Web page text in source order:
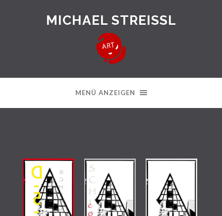
MICHAEL STREISSL
MENÜ ANZEIGEN